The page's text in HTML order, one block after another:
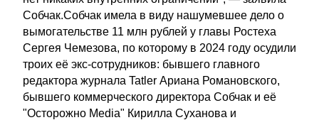
Собчак.Собчак имела в виду нашумевшее дело о
вымогательстве 11 млн рублей у главы Ростеха
Сергея Чемезова, по которому в 2024 году осудили
троих её экс-сотрудников: бывшего главного
редактора журнала Tatler Ариана Романовского,
бывшего коммерческого директора Собчак и её
"Осторожно Media" Кирилла Суханова и